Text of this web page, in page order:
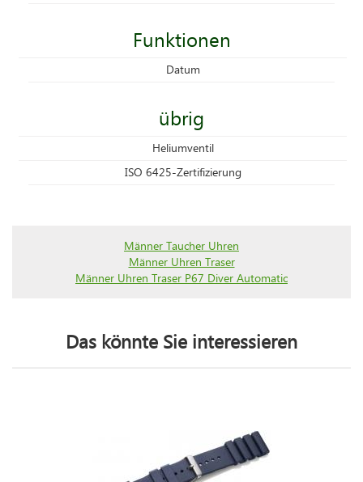
Funktionen
Datum
übrig
Heliumventil
ISO 6425-Zertifizierung
Männer Taucher Uhren
Männer Uhren Traser
Männer Uhren Traser P67 Diver Automatic
Das könnte Sie interessieren